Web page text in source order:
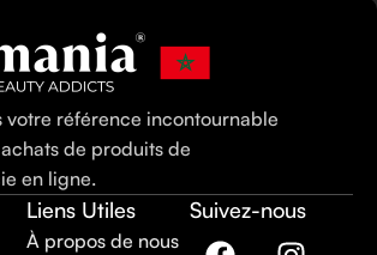
votre référence incontournable
de produits de
en ligne.
Liens Utiles
À propos de nous
Suivez-nous